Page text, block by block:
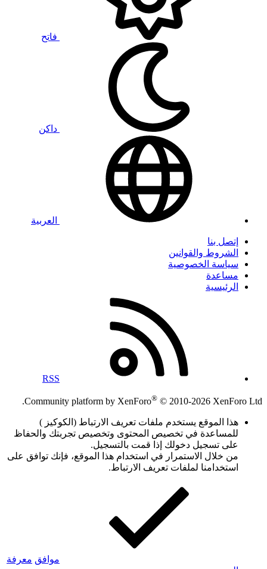
فاتح
داكن
العربية
إتصل بنا
الشروط والقوانين
سياسة الخصوصية
مساعدة
الرئيسية
RSS
Community platform by XenForo® © 2010-2026 XenForo Ltd.
هذا الموقع يستخدم ملفات تعريف الارتباط (الكوكيز )
للمساعدة في تخصيص المحتوى وتخصيص تجربتك والحفاظ
على تسجيل دخولك إذا قمت بالتسجيل.
من خلال الاستمرار في استخدام هذا الموقع، فإنك توافق على
استخدامنا لملفات تعريف الارتباط.
موافق معرفة